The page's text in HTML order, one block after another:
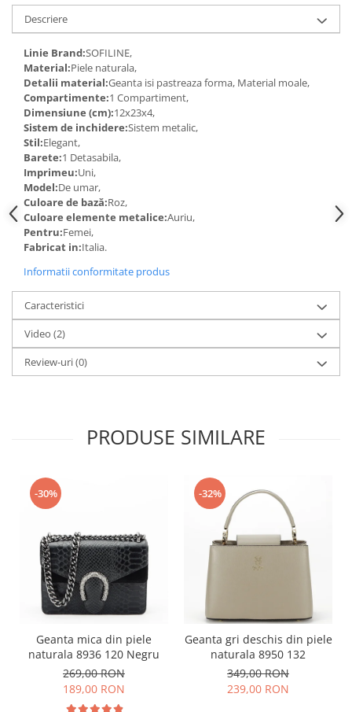
Descriere
Linie Brand:SOFILINE,
Material:Piele naturala,
Detalii material:Geanta isi pastreaza forma, Material moale,
Compartimente:1 Compartiment,
Dimensiune (cm):12x23x4,
Sistem de inchidere:Sistem metalic,
Stil:Elegant,
Barete:1 Detasabila,
Imprimeu:Uni,
Model:De umar,
Culoare de bază:Roz,
Culoare elemente metalice:Auriu,
Pentru:Femei,
Fabricat in:Italia.
Informatii conformitate produs
Caracteristici
Video (2)
Review-uri(0)
PRODUSE SIMILARE
-30%
Geanta mica din piele
naturala 8936 120 Negru
269,00 RON
189,00 RON
-32%
Geanta gri deschis din piele
naturala 8950 132
349,00 RON
239,00 RON